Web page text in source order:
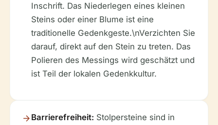
Inschrift. Das Niederlegen eines kleinen
Steins oder einer Blume ist eine
traditionelle Gedenkgeste.\nVerzichten Sie
darauf, direkt auf den Stein zu treten. Das
Polieren des Messings wird geschätzt und
ist Teil der lokalen Gedenkkultur.
Barrierefreiheit: Stolpersteine sind in